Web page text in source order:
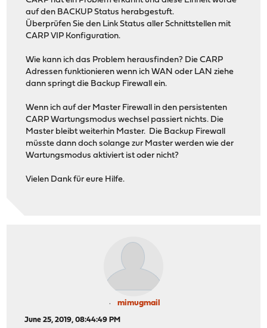
auf den BACKUP Status herabgestuft.
Überprüfen Sie den Link Status aller Schnittstellen mit
CARP VIP Konfiguration.
Wie kann ich das Problem herausfinden? Die CARP
Adressen funktionieren wenn ich WAN oder LAN ziehe
dann springt die Backup Firewall ein.
Wenn ich auf der Master Firewall in den persistenten
CARP Wartungsmodus wechsel passiert nichts. Die
Master bleibt weiterhin Master. Die Backup Firewall
müsste dann doch solange zur Master werden wie der
Wartungsmodus aktiviert ist oder nicht?
Vielen Dank für eure Hilfe.
mimugmail
June 25, 2019, 08:44:49 PM